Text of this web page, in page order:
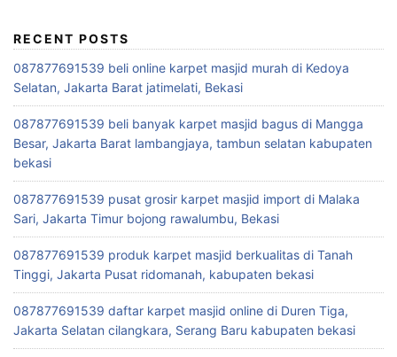
RECENT POSTS
087877691539 beli online karpet masjid murah di Kedoya
Selatan, Jakarta Barat jatimelati, Bekasi
087877691539 beli banyak karpet masjid bagus di Mangga
Besar, Jakarta Barat lambangjaya, tambun selatan kabupaten
bekasi
087877691539 pusat grosir karpet masjid import di Malaka
Sari, Jakarta Timur bojong rawalumbu, Bekasi
087877691539 produk karpet masjid berkualitas di Tanah
Tinggi, Jakarta Pusat ridomanah, kabupaten bekasi
087877691539 daftar karpet masjid online di Duren Tiga,
Jakarta Selatan cilangkara, Serang Baru kabupaten bekasi